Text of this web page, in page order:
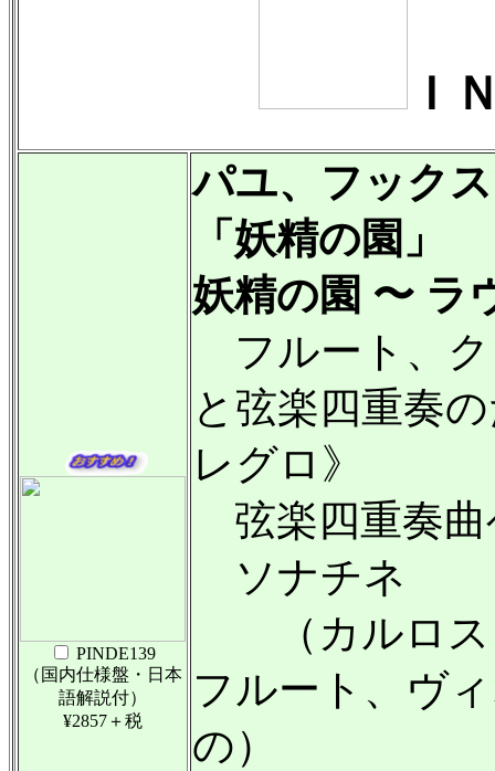
Ｉ
PINDE139
（国内仕様盤・日本
語解説付）
¥2857＋税
パユ、フック
「妖精の園」
妖精の園 〜 ラ
フルート、ク
と弦楽四重奏
レグロ》
弦楽四重奏曲
ソナチネ
（カルロス
フルート、ヴ
の）